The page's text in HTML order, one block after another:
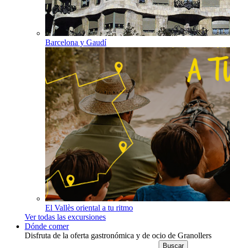
Barcelona y Gaudí
El Vallès oriental a tu ritmo
Ver todas las excursiones
Dónde comer
Disfruta de la oferta gastronómica y de ocio de Granollers